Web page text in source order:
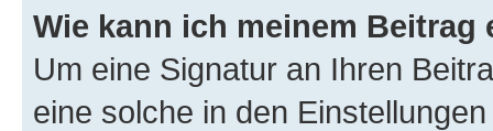
Wie kann ich meinem
Um eine Signatur an Ihren
eine solche in den